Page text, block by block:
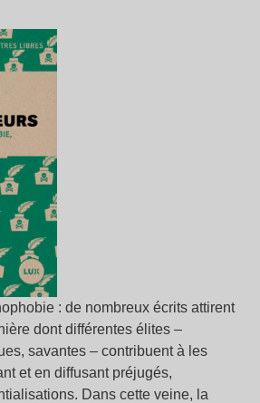
: de nombreux écrits attirent
dont différentes élites –
savantes – contribuent à les
et en diffusant préjugés,
Dans cette veine, la